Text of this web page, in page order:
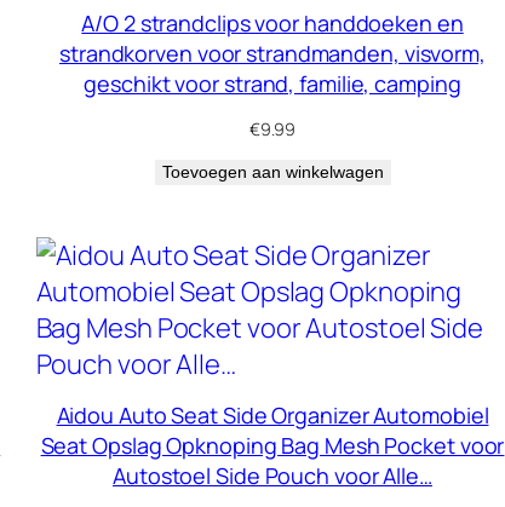
A/O 2 strandclips voor handdoeken en
strandkorven voor strandmanden, visvorm,
geschikt voor strand, familie, camping
€9.99
Toevoegen aan winkelwagen
Aidou Auto Seat Side Organizer Automobiel
Seat Opslag Opknoping Bag Mesh Pocket voor
Autostoel Side Pouch voor Alle…